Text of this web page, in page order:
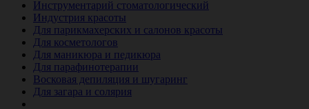
Инструментарий стоматологический
Индустрия красоты
Для парикмахерских и салонов красоты
Для косметологов
Для маникюра и педикюра
Для парафинотерапии
Восковая депиляция и шугаринг
Для загара и солярия